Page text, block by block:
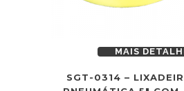
MAIS
SGT-0314 –